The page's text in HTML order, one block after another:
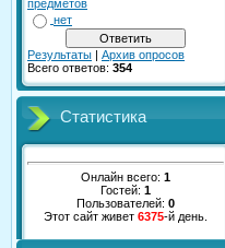
предметов
нет
Результаты | Архив опросов
Всего ответов: 354
Статистика
Онлайн всего: 1
Гостей: 1
Пользователей: 0
Этот сайт живет 6375-й день.